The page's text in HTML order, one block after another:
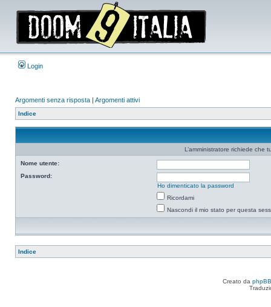
Login
Argomenti senza risposta | Argomenti attivi
Indice
L’amministratore richiede che
Nome utente:
Password:
Ho dimenticato la password
Ricordami
Nascondi il mio stato per questa
Indice
Creato da phpBB